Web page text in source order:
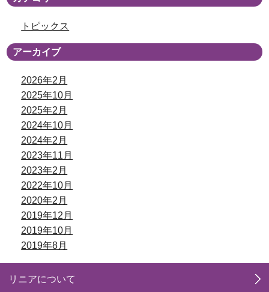
トピックス
アーカイブ
2026年2月
2025年10月
2025年2月
2024年10月
2024年2月
2023年11月
2023年2月
2022年10月
2020年2月
2019年12月
2019年10月
2019年8月
リニアについて